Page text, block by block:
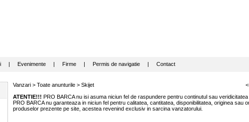
| Evenimente| Firme| Permis de navigatie| Contact
Vanzari > Toate anunturile> Skijet
ATENTIE!!! PRO BARCA nu isi asuma niciun fel de raspundere pentru continutul sau veridicitatea
PRO BARCA nu garanteaza in niciun fel pentru calitatea, cantitatea, disponibilitatea, originea sau
produselor prezente pe site, acestea revenind exclusiv in sarcina vanzatorului.